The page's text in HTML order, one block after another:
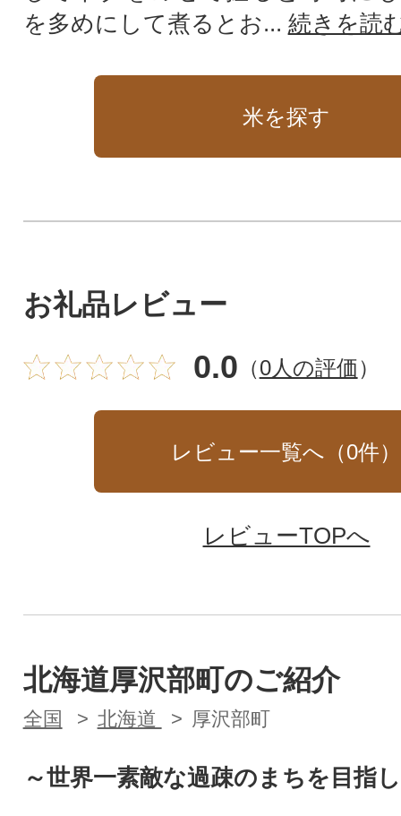
を多めにして煮るとお... 続きを読
米を探す
お礼品レビュー
0.0 （0人の評価）
レビュー一覧へ（0件）
レビューTOPへ
北海道厚沢部町のご紹介
全国 北海道 厚沢部町
～世界一素敵な過疎のまちを目指